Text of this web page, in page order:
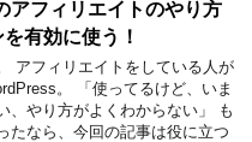
アフィリエイトのやり方
有効に使う！
アフィリエイトをしている人が
。 「使ってるけど、いま
、やり方がよくわからない」 も
たなら、今回の記事は役に立つ